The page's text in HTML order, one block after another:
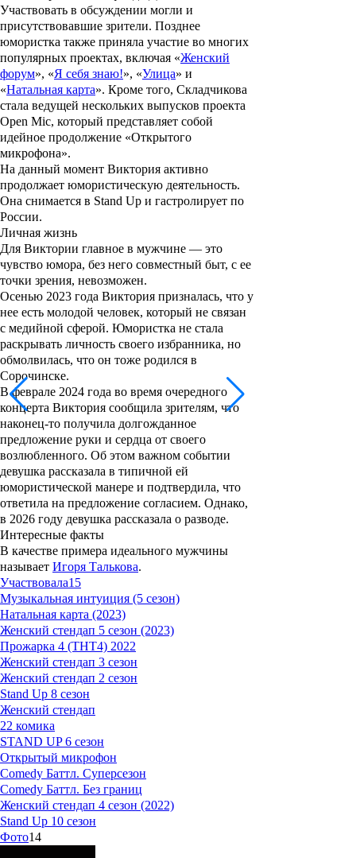
Участвовать в обсуждении могли и
присутствовавшие зрители. Позднее
юмористка также приняла участие во многих
популярных проектах, включая «Женский
форум», «Я себя знаю!», «Улица» и
«Натальная карта». Кроме того, Складчикова
стала ведущей нескольких выпусков проекта
Open Mic, который представляет собой
идейное продолжение «Открытого
микрофона».
На данный момент Виктория активно
продолжает юмористическую деятельность.
Она снимается в Stand Up и гастролирует по
России.
Личная жизнь
Для Виктории главное в мужчине — это
чувство юмора, без него совместный быт, с ее
точки зрения, невозможен.
Осенью 2023 года Виктория призналась, что у
нее есть молодой человек, который не связан
с медийной сферой. Юмористка не стала
раскрывать личность своего избранника, но
обмолвилась, что он тоже родился в
Сорочинске.
В феврале 2024 года во время очередного
концерта Виктория сообщила зрителям, что
наконец-то получила долгожданное
предложение руки и сердца от своего
возлюбленного. Об этом важном событии
девушка рассказала в типичной ей
юмористической манере и подтвердила, что
ответила на предложение согласием. Однако,
в 2026 году девушка рассказала о разводе.
Интересные факты
В качестве примера идеального мужчины
называет Игоря Талькова.
Участвовала15
Музыкальная интуиция (5 сезон)
Натальная карта (2023)
Женский стендап 5 сезон (2023)
Прожарка 4 (ТНТ4) 2022
Женский стендап 3 сезон
Женский стендап 2 сезон
Stand Up 8 сезон
Женский стендап
22 комика
STAND UP 6 сезон
Открытый микрофон
Comedy Баттл. Суперсезон
Comedy Баттл. Без границ
Женский стендап 4 сезон (2022)
Stand Up 10 сезон
Фото14